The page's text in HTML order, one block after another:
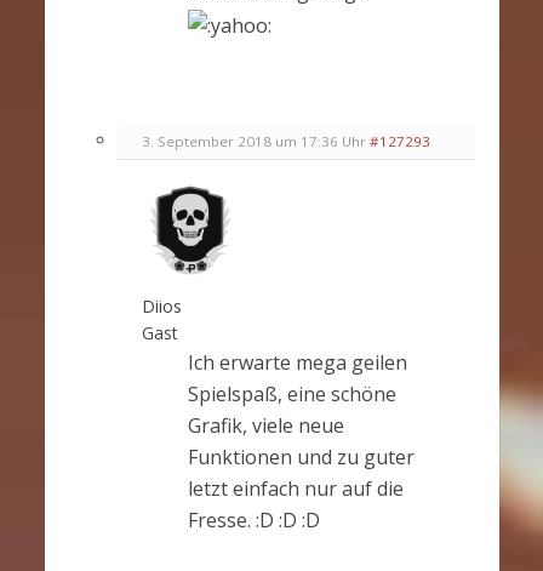
3. September 2018 um 17:36 Uhr #127293
Diios
Gast
Ich erwarte mega geilen
Spielspaß, eine schöne
Grafik, viele neue
Funktionen und zu guter
letzt einfach nur auf die
Fresse. :D :D :D